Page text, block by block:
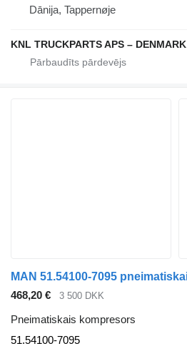
Dānija, Tappernøje
KNL TRUCKPARTS APS – DENMARK
468,20 € 3 500 DKK
Pneimatiskais kompresors
51.54100-7095